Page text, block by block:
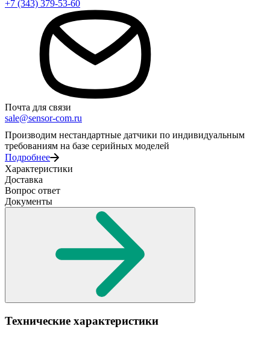
+7 (343) 379-53-60
Почта для связи
sale@sensor-com.ru
Производим нестандартные датчики по индивидуальным
требованиям на базе серийных моделей
Подробнее
Характеристики
Доставка
Вопрос ответ
Документы
Технические характеристики